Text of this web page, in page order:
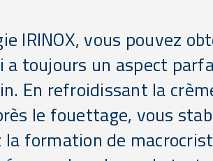
IRINOX, vous pouvez
a toujours un aspect
En refroidissant la
le fouettage, vous
formation de